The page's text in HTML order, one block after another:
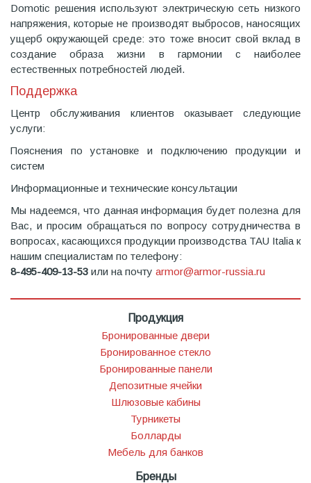
Domotic решения используют электрическую сеть низкого
напряжения, которые не производят выбросов, наносящих
ущерб окружающей среде: это тоже вносит свой вклад в
создание образа жизни в гармонии с наиболее
естественных потребностей людей.
Поддержка
Центр обслуживания клиентов оказывает следующие
услуги:
Пояснения по установке и подключению продукции и
систем
Информационные и технические консультации
Мы надеемся, что данная информация будет полезна для
Вас, и просим обращаться по вопросу сотрудничества в
вопросах, касающихся продукции производства TAU Italia к
нашим специалистам по телефону:
8-495-409-13-53 или на почту armor@armor-russia.ru
Продукция
Бронированные двери
Бронированное стекло
Бронированные панели
Депозитные ячейки
Шлюзовые кабины
Турникеты
Болларды
Мебель для банков
Бренды